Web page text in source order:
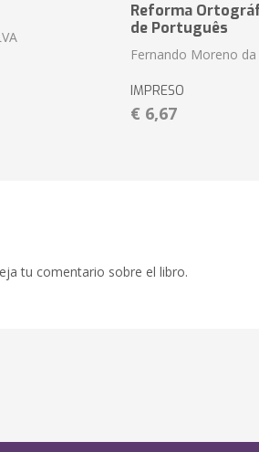
Reforma
de Português
Fernando Moreno da
IMPRESO
€ 6,67
tu comentario sobre el libro.